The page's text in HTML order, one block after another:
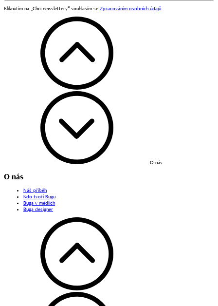
Kliknutím na „Chci newslettery“ souhlasím se Zpracováním osobních údajů.
O nás
O nás
Náš příběh
Kdo tvoří Bugu
Buga v médiích
Buga designer